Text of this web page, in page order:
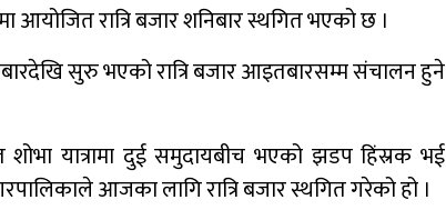
आयोजित रात्रि बजार शनिबार स्थगित भएको छ ।
सुरु भएको रात्रि बजार आइतबारसम्म संचालन हुने
यात्रामा दुई समुदायबीच भएको झडप हिंस्रक भई
आजका लागि रात्रि बजार स्थगित गरेको हो ।